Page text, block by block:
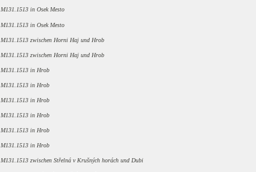
M131.1513 in Osek Mesto
M131.1513 in Osek Mesto
M131.1513 zwischen Horni Haj und Hrob
M131.1513 zwischen Horni Haj und Hrob
M131.1513 in Hrob
M131.1513 in Hrob
M131.1513 in Hrob
M131.1513 in Hrob
M131.1513 in Hrob
M131.1513 in Hrob
M131.1513 zwischen Střelná v Krušných horách und Dubi